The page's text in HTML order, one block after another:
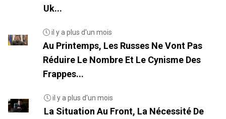
Uk...
il y a plus d'un mois
Au Printemps, Les Russes Ne Vont Pas
Réduire Le Nombre Et Le Cynisme Des
Frappes...
il y a plus d'un mois
La Situation Au Front, La Nécessité De